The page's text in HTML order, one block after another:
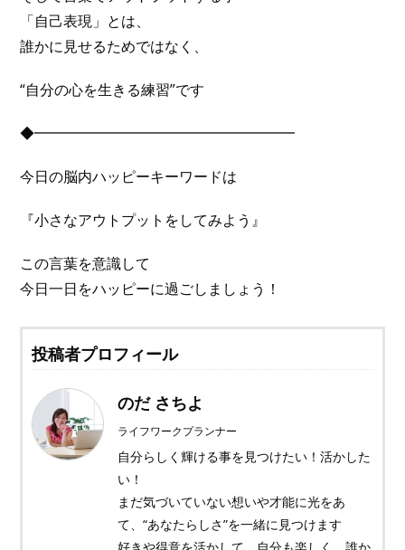
「自己表現」とは、
誰かに見せるためではなく、
“自分の心を生きる練習”です
◆━━━━━━━━━━━━━━━━━━
今日の脳内ハッピーキーワードは
『小さなアウトプットをしてみよう』
この言葉を意識して
今日一日をハッピーに過ごしましょう！
投稿者プロフィール
のだ さちよ
ライフワークプランナー
自分らしく輝ける事を見つけたい！活かした
い！
まだ気づいていない想いや才能に光をあ
て、“あなたらしさ”を一緒に見つけます